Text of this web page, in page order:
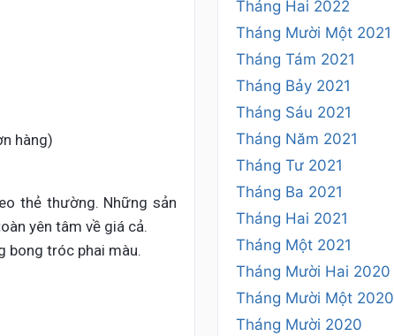
hàng)
thẻ thường. Những sản
yên tâm về giá cả.
bong tróc phai màu.
Tháng Hai 2022
Tháng Mười Một 2021
Tháng Tám 2021
Tháng Bảy 2021
Tháng Sáu 2021
Tháng Năm 2021
Tháng Tư 2021
Tháng Ba 2021
Tháng Hai 2021
Tháng Một 2021
Tháng Mười Hai 2020
Tháng Mười Một 2020
Tháng Mười 2020